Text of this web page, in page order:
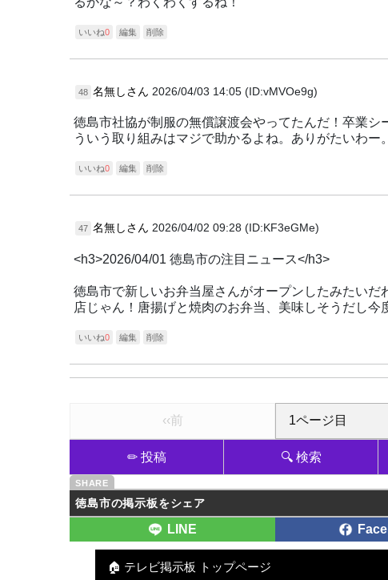
いいね0 編集 削除
48 名無しさん 2026/04/03 14:05 (ID:vMVOe9g)
徳島市社協が制服の無償譲渡会やってたんだ！卒業
ういう取り組みはマジで助かるよね。ありがたいわー。
いいね0 編集 削除
47 名無しさん 2026/04/02 09:28 (ID:KF3eGMe)
<h3>2026/04/01 徳島市の注目ニュース</h3>
徳島市で新しいお弁当屋さんがオープンしたみたい
店じゃん！唐揚げと焼肉のお弁当、美味しそうだし今
いいね0 編集 削除
‹‹前
✏ 投稿 🔍 検索
徳島市の掲示板をシェア
LINE
🏠 テレビ掲示板 トップページ